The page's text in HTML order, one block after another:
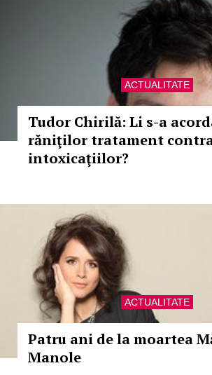
ACTUALITATE
Tudor Chirilă: Li s-a
răniţilor tratament
intoxicaţiilor?
ACTUALITATE
Patru ani de la moartea
Manole